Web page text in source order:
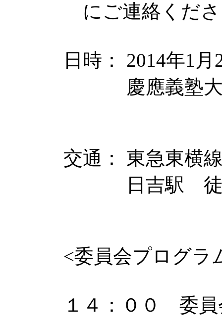
にご連絡くだ
日時： 2014年1
慶應義塾大学
交通： 東急東横
日吉駅 徒
<委員会プログ
１４：００ 委員